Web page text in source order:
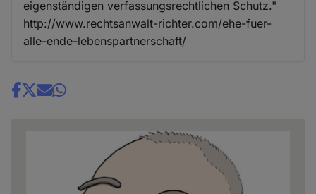
eigenständigen verfassungsrechtlichen Schutz."
http://www.rechtsanwalt-richter.com/ehe-fuer-
alle-ende-lebenspartnerschaft/
Share